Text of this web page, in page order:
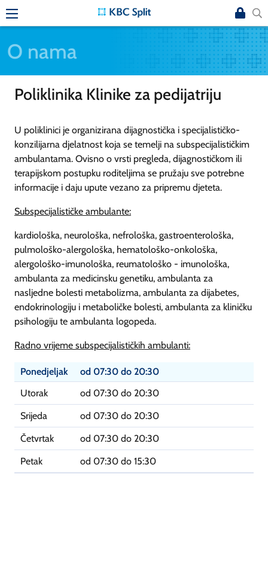
O nama
Poliklinika Klinike za pedijatriju
U poliklinici je organizirana dijagnostička i specijalističko-
konzilijarna djelatnost koja se temelji na subspecijalističkim
ambulantama. Ovisno o vrsti pregleda, dijagnostičkom ili
terapijskom postupku roditeljima se pružaju sve potrebne
informacije i daju upute vezano za pripremu djeteta.
Subspecijalističke ambulante:
kardiološka, neurološka, nefrološka, gastroenterološka,
pulmološko-alergološka, hematološko-onkološka,
alergološko-imunološka, reumatološko - imunološka,
ambulanta za medicinsku genetiku, ambulanta za
nasljedne bolesti metabolizma, ambulanta za dijabetes,
endokrinologiju i metaboličke bolesti, ambulanta za kliničku
psihologiju te ambulanta logopeda.
Radno vrijeme subspecijalističkih ambulanti:
Ponedjeljak
od 07:30 do 20:30
Utorak
od 07:30 do 20:30
Srijeda
od 07:30 do 20:30
Četvrtak
od 07:30 do 20:30
Petak
od 07:30 do 15:30